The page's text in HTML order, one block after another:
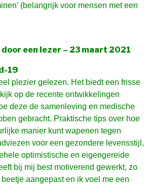
(belangrijk voor mensen met een
door een lezer – 23 maart 2021
19
plezier gelezen. Het biedt een frisse
op de recente ontwikkelingen
deze de samenleving en medische
gebracht. Praktische tips over hoe
manier kunt wapenen tegen
voor een gezondere levensstijl,
optimistische en eigengereide
bij mij best motiverend gewerkt, zo
aangepast en ik voel me een